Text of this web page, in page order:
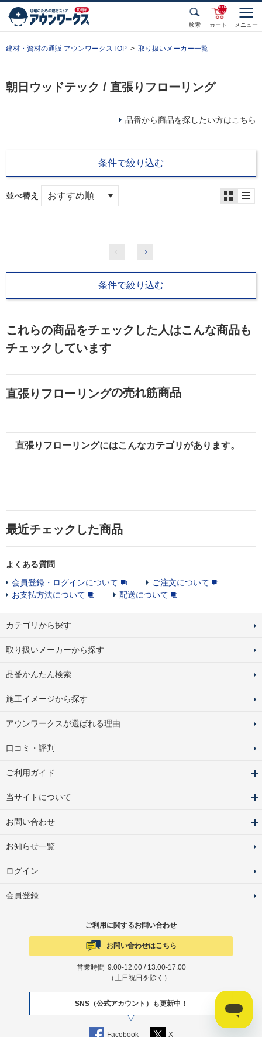
検索 カート
unde
fined
メニュー
建材・資材の通販 アウンワークスTOP 取り扱いメーカー一覧
朝日ウッドテック / 直張りフローリング
品番から商品を探したい方はこちら
条件で絞り込む
並べ替え
条件で絞り込む
これらの商品をチェックした人はこんな商品も
チェックしています
直張りフローリングの売れ筋商品
直張りフローリングにはこんなカテゴリがあります。
最近チェックした商品
よくある質問
会員登録・ログインについて
ご注文について
お支払方法について
配送について
カテゴリから探す
取り扱いメーカーから探す
品番かんたん検索
施工イメージから探す
アウンワークスが選ばれる理由
口コミ・評判
ご利用ガイド
当サイトについて
お問い合わせ
お知らせ一覧
ログイン
会員登録
ご利用に関するお問い合わせ
お問い合わせはこちら
営業時間 9:00-12:00 / 13:00-17:00
（土日祝日を除く）
SNS（公式アカウント）も更新中！
Facebook X